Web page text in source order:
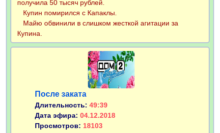
получила 50 тысяч рублей.
Купин помирился с Капаклы.
Майю обвинили в слишком жесткой агитации за
Купина.
После заката
Длительность: 49:39
Дата эфира: 04.12.2018
Просмотров: 18103